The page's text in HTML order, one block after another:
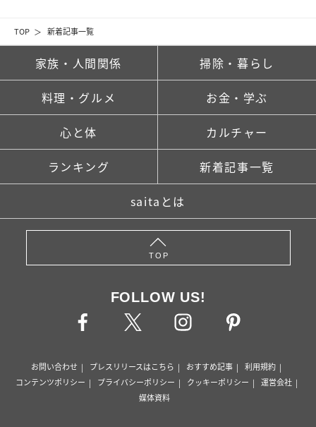
TOP 新着記事一覧
家族・人間関係 掃除・暮らし
料理・グルメ お金・学ぶ
心と体 カルチャー
ランキング 新着記事一覧
saitaとは
TOP
FOLLOW US!
お問い合わせ プレスリリースはこちら おすすめ記事
利用規約
コンテンツポリシー
プライバシーポリシー クッキーポリシー
運営会社
媒体資料